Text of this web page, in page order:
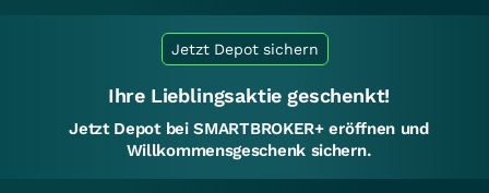
Jetzt Depot sichern
Ihre Lieblingsaktie geschenkt!
Jetzt Depot bei SMARTBROKER+ eröffnen und
Willkommensgeschenk sichern.